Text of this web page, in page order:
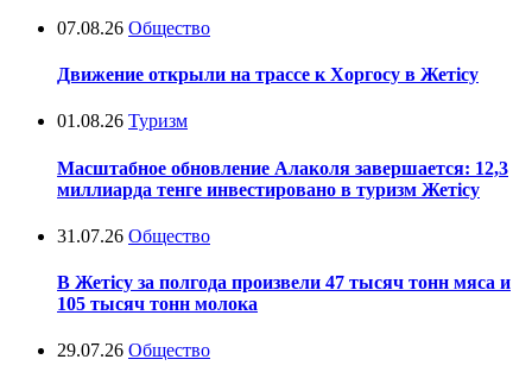
07.08.26 Общество
Движение открыли на трассе к Хоргосу в Жетісу
01.08.26 Туризм
Масштабное обновление Алаколя завершается: 12,3
миллиарда тенге инвестировано в туризм Жетісу
31.07.26 Общество
В Жетісу за полгода произвели 47 тысяч тонн мяса и
105 тысяч тонн молока
29.07.26 Общество